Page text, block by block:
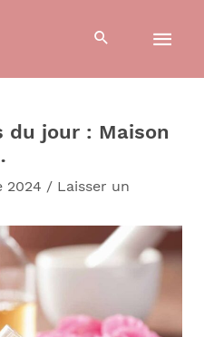
du jour : Maison
2024 / Laisser un